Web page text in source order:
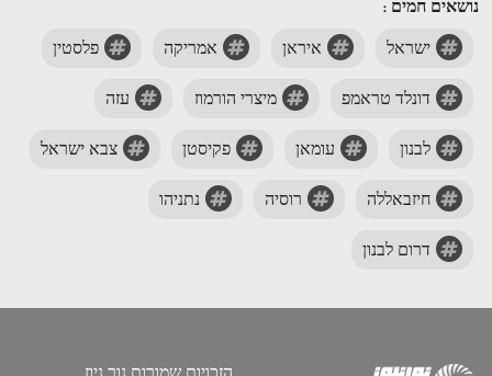
נושאים חמים :
ישראל איראן אמריקה פלסטין
דונלד טראמפ מיצרי הורמוז עזה
לבנון עומאן פקיסטן צבא ישראל
חיזבאללה רוסיה נתניהו
דרום לבנון